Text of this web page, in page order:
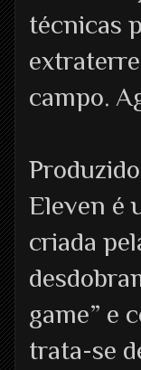
técnicas
campo.
Eleven é
criada
game” e
trata-se